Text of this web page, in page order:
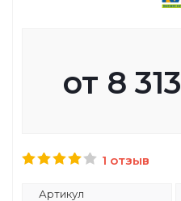
от 8 313
1 отзыв
Артикул